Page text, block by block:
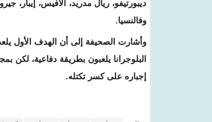
ديبورتيفو، ريال مدريد، ألافيس، إيبار،
وفالنسيا.
وأشارت الصحيفة إلى أن الهدف الأول
البلوجرانا يلعبون بطريقة دفاعية، لكن
إجباره على كسر تكتله.